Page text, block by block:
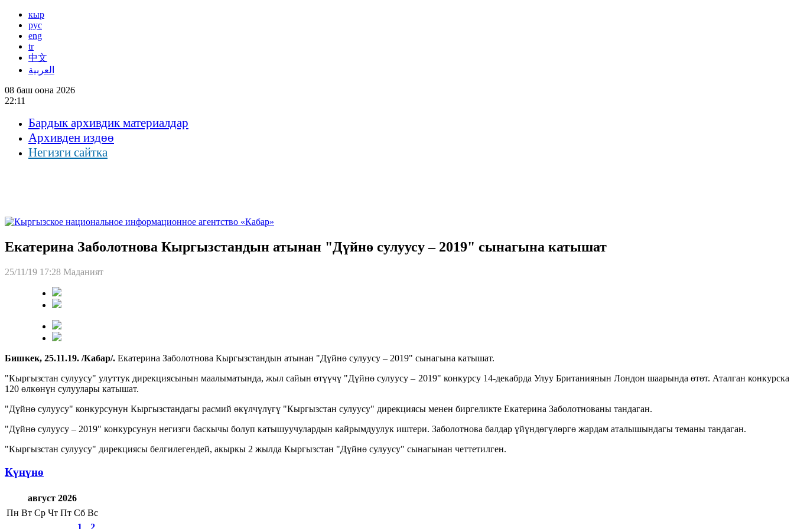
кыр
рус
eng
tr
中文
العربية
08 баш оона 2026
22:11
Бардык архивдик материалдар
Архивден издөө
Негизги сайтка
Екатерина Заболотнова Кыргызстандын атынан "Дүйнө сулуусу – 2019" сынагына катышат
25/11/19 17:28 Маданият
Бишкек, 25.11.19. /Кабар/. Екатерина Заболотнова Кыргызстандын атынан "Дүйнө сулуусу – 2019" сынагына катышат.
"Кыргызстан сулуусу" улуттук дирекциясынын маалыматында, жыл сайын өтүүчү "Дүйнө сулуусу – 2019" конкурсу 14-декабрда Улуу Британиянын Лондон шаарында өтөт. Аталган конкурска
120 өлкөнүн сулуулары катышат.
"Дүйнө сулуусу" конкурсунун Кыргызстандагы расмий өкүлчүлүгү "Кыргызстан сулуусу" дирекциясы менен биргеликте Екатерина Заболотнованы тандаган.
"Дүйнө сулуусу – 2019" конкурсунун негизги баскычы болуп катышуучулардын кайрымдуулук иштери. Заболотнова балдар үйүндөгүлөргө жардам аталышындагы теманы тандаган.
"Кыргызстан сулуусу" дирекциясы белгилегендей, акыркы 2 жылда Кыргызстан "Дүйнө сулуусу" сынагынан четтетилген.
Күнүнө
август 2026
Пн Вт Ср Чт Пт Сб Вс